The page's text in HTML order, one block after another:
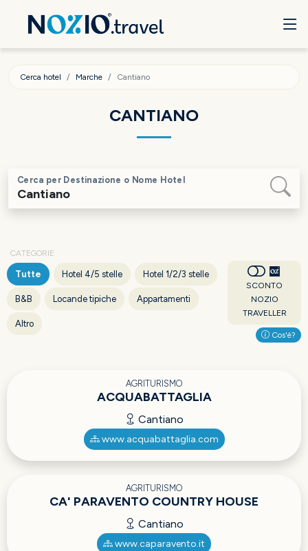
Cerca hotel Marche Cantiano
CANTIANO
Cerca per Destinazione o Nome Hotel
CATEGORIE
Tutte Hotel 4/5 stelle Hotel 1/2/3 stelle
B&B Locande tipiche Appartamenti
Altro
SCONTO
NOZIO
TRAVELLER
Cos'è?
AGRITURISMO
ACQUABATTAGLIA
Cantiano
www.acquabattaglia.com
AGRITURISMO
CA' PARAVENTO COUNTRY HOUSE
Cantiano
www.caparavento.it